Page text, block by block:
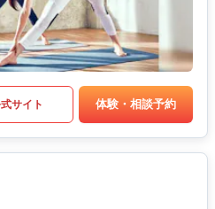
サイト 体験・相談予約